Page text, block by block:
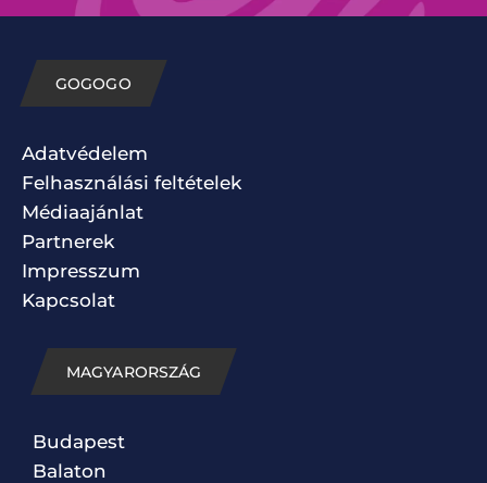
GOGOGO
Adatvédelem
Felhasználási feltételek
Médiaajánlat
Partnerek
Impresszum
Kapcsolat
MAGYARORSZÁG
Budapest
Balaton